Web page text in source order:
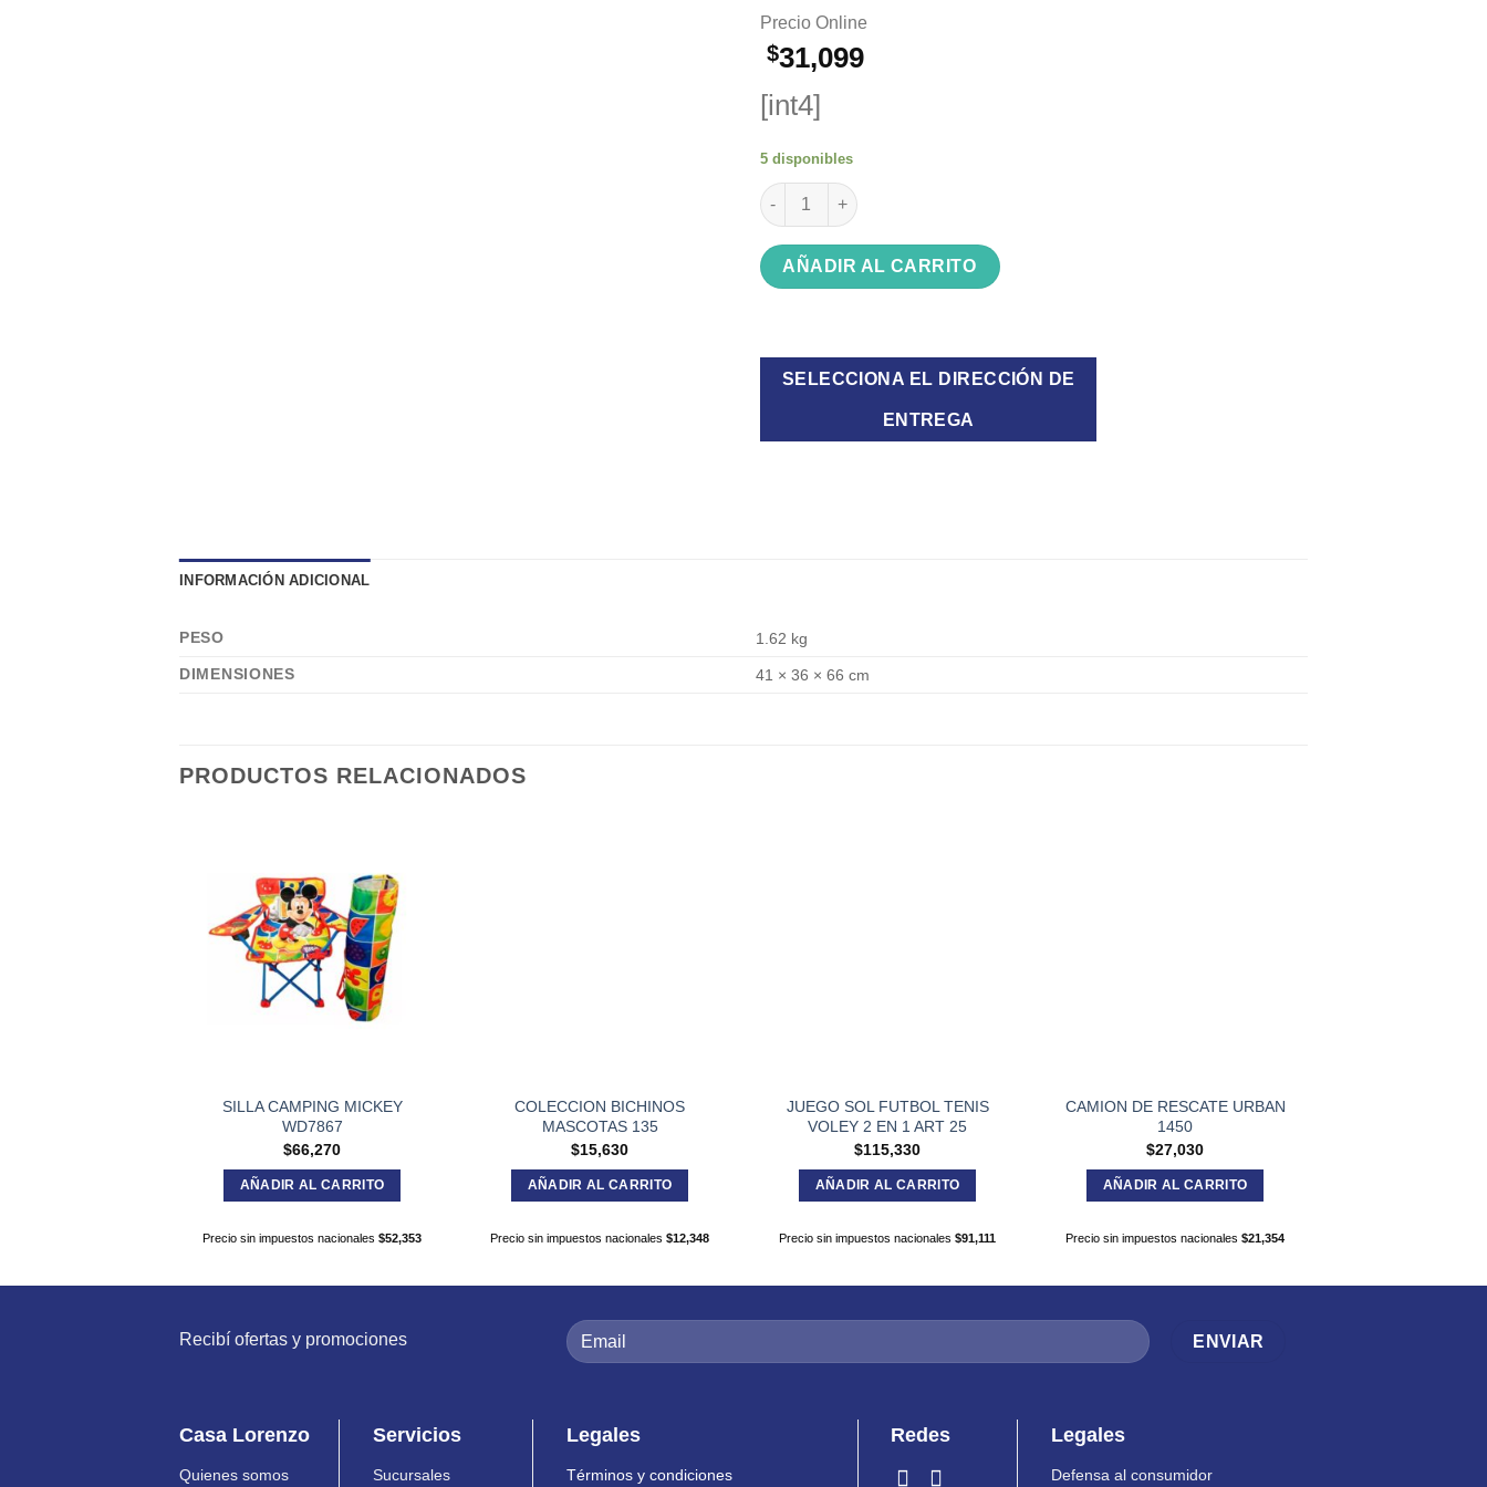
Precio Online
$31,099
[int4]
5 disponibles
SILLA DE COMER KITTY N2308 cantidad
AÑADIR AL CARRITO
SELECCIONA EL DIRECCIÓN DE
ENTREGA
INFORMACIÓN ADICIONAL
PESO
1.62 kg
DIMENSIONES
41 × 36 × 66 cm
PRODUCTOS RELACIONADOS
SILLA CAMPING MICKEY
WD7867
$66,270
AÑADIR AL CARRITO
Precio sin impuestos nacionales $52,353
COLECCION BICHINOS
MASCOTAS 135
$15,630
AÑADIR AL CARRITO
Precio sin impuestos nacionales $12,348
JUEGO SOL FUTBOL TENIS
VOLEY 2 EN 1 ART 25
$115,330
AÑADIR AL CARRITO
Precio sin impuestos nacionales $91,111
CAMION DE RESCATE URBAN
1450
$27,030
AÑADIR AL CARRITO
Precio sin impuestos nacionales $21,354
Recibí ofertas y promociones
Casa Lorenzo
Quienes somos
Servicios
Sucursales
Legales
Términos y condiciones
Redes Legales
Defensa al consumidor